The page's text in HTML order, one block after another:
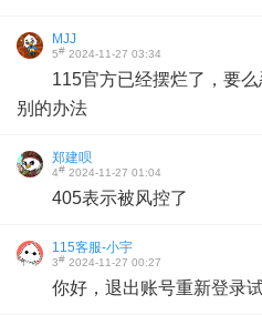
MJJ
5# 2024-11-27 03:34
115官方已经摆烂了，要
别的办法
郑建呗
4# 2024-11-27 01:04
405表示被风控了
115客服-小宇
3# 2024-11-27 00:27
你好，退出账号重新登录试